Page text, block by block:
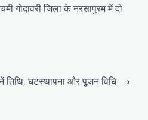
जिला के नरसापुरम में दो
घटस्थापना और पूजन विधि⟶